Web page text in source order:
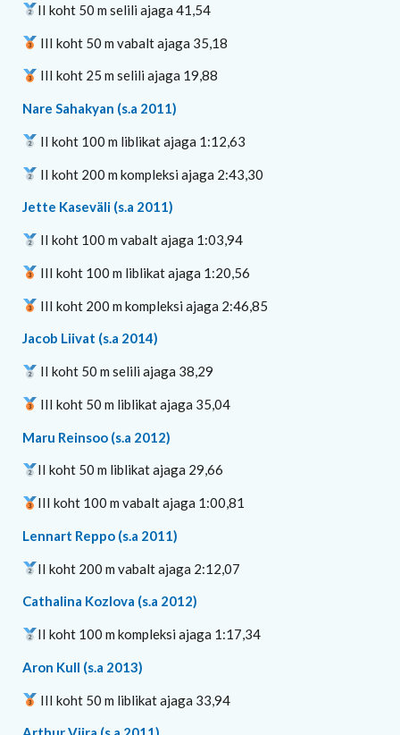
II koht 50 m selili ajaga 41,54
III koht 50 m vabalt ajaga 35,18
III koht 25 m selili ajaga 19,88
Nare Sahakyan (s.a 2011)
II koht 100 m liblikat ajaga 1:12,63
II koht 200 m kompleksi ajaga 2:43,30
Jette Kaseväli (s.a 2011)
II koht 100 m vabalt ajaga 1:03,94
III koht 100 m liblikat ajaga 1:20,56
III koht 200 m kompleksi ajaga 2:46,85
Jacob Liivat (s.a 2014)
II koht 50 m selili ajaga 38,29
III koht 50 m liblikat ajaga 35,04
Maru Reinsoo (s.a 2012)
II koht 50 m liblikat ajaga 29,66
III koht 100 m vabalt ajaga 1:00,81
Lennart Reppo (s.a 2011)
II koht 200 m vabalt ajaga 2:12,07
Cathalina Kozlova (s.a 2012)
II koht 100 m kompleksi ajaga 1:17,34
Aron Kull (s.a 2013)
III koht 50 m liblikat ajaga 33,94